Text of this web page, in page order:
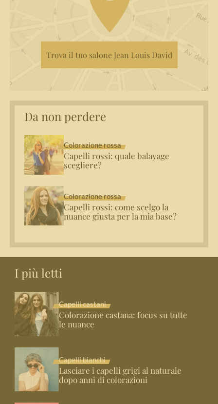
Trova il tuo salone Jean Louis David
Da non perdere
Colorazione rossa
Capelli rossi: quale balayage
scegliere?
Colorazione rossa
Capelli rossi: come scelgo la
nuance giusta per la mia base?
I più letti
Capelli castani
Colorazione castana: focus su tutte
le nuance
Capelli bianchi
Lasciare i capelli grigi al naturale
dopo anni di colorazioni